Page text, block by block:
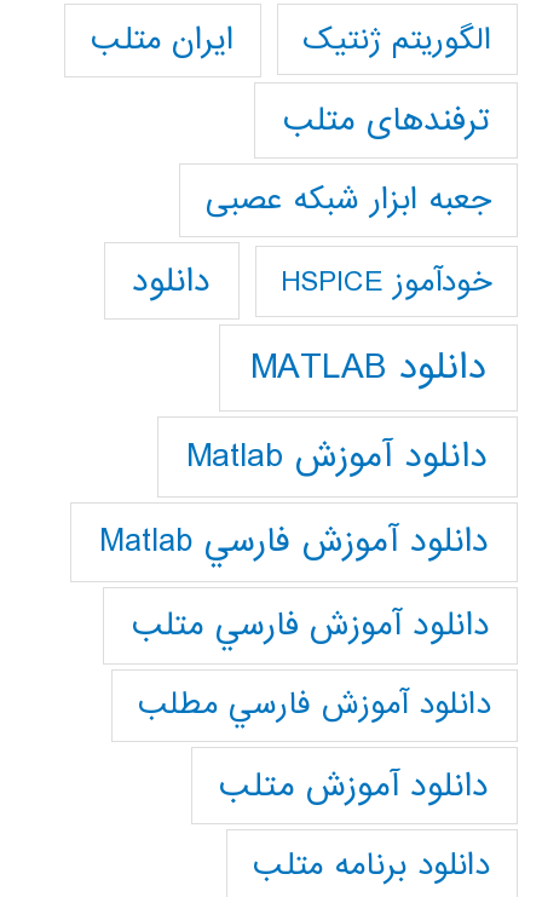
الگوریتم ژنتیک
ایران متلب
ترفندهای متلب
جعبه ابزار شبکه عصبی
خودآموز HSPICE دانلود
دانلود MATLAB
دانلود آموزش Matlab
دانلود آموزش فارسي Matlab
دانلود آموزش فارسي متلب
دانلود آموزش فارسي مطلب
دانلود آموزش متلب
دانلود برنامه متلب